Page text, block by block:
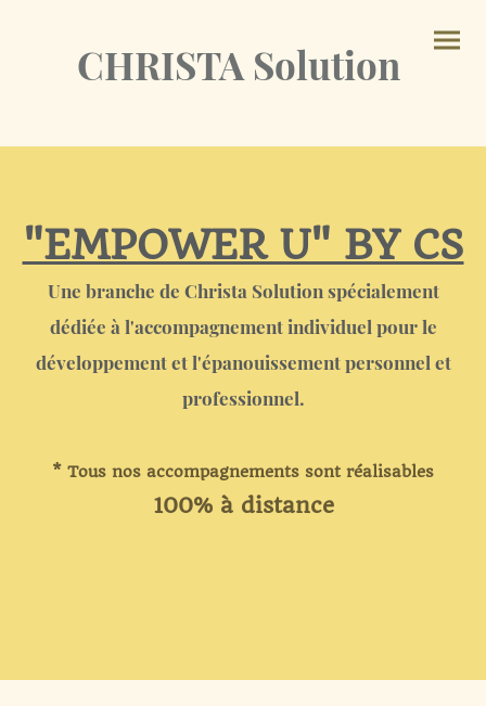
CHRISTA Solution
"EMPOWER U" BY CS
Une branche de Christa Solution spécialement
dédiée à l'accompagnement individuel pour le
développement et l'épanouissement personnel et
professionnel.
* Tous nos accompagnements sont réalisables
100% à distance